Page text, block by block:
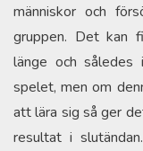
människor och
gruppen. Det kan
länge och således
spelet, men om
att lära sig så ger
resultat i